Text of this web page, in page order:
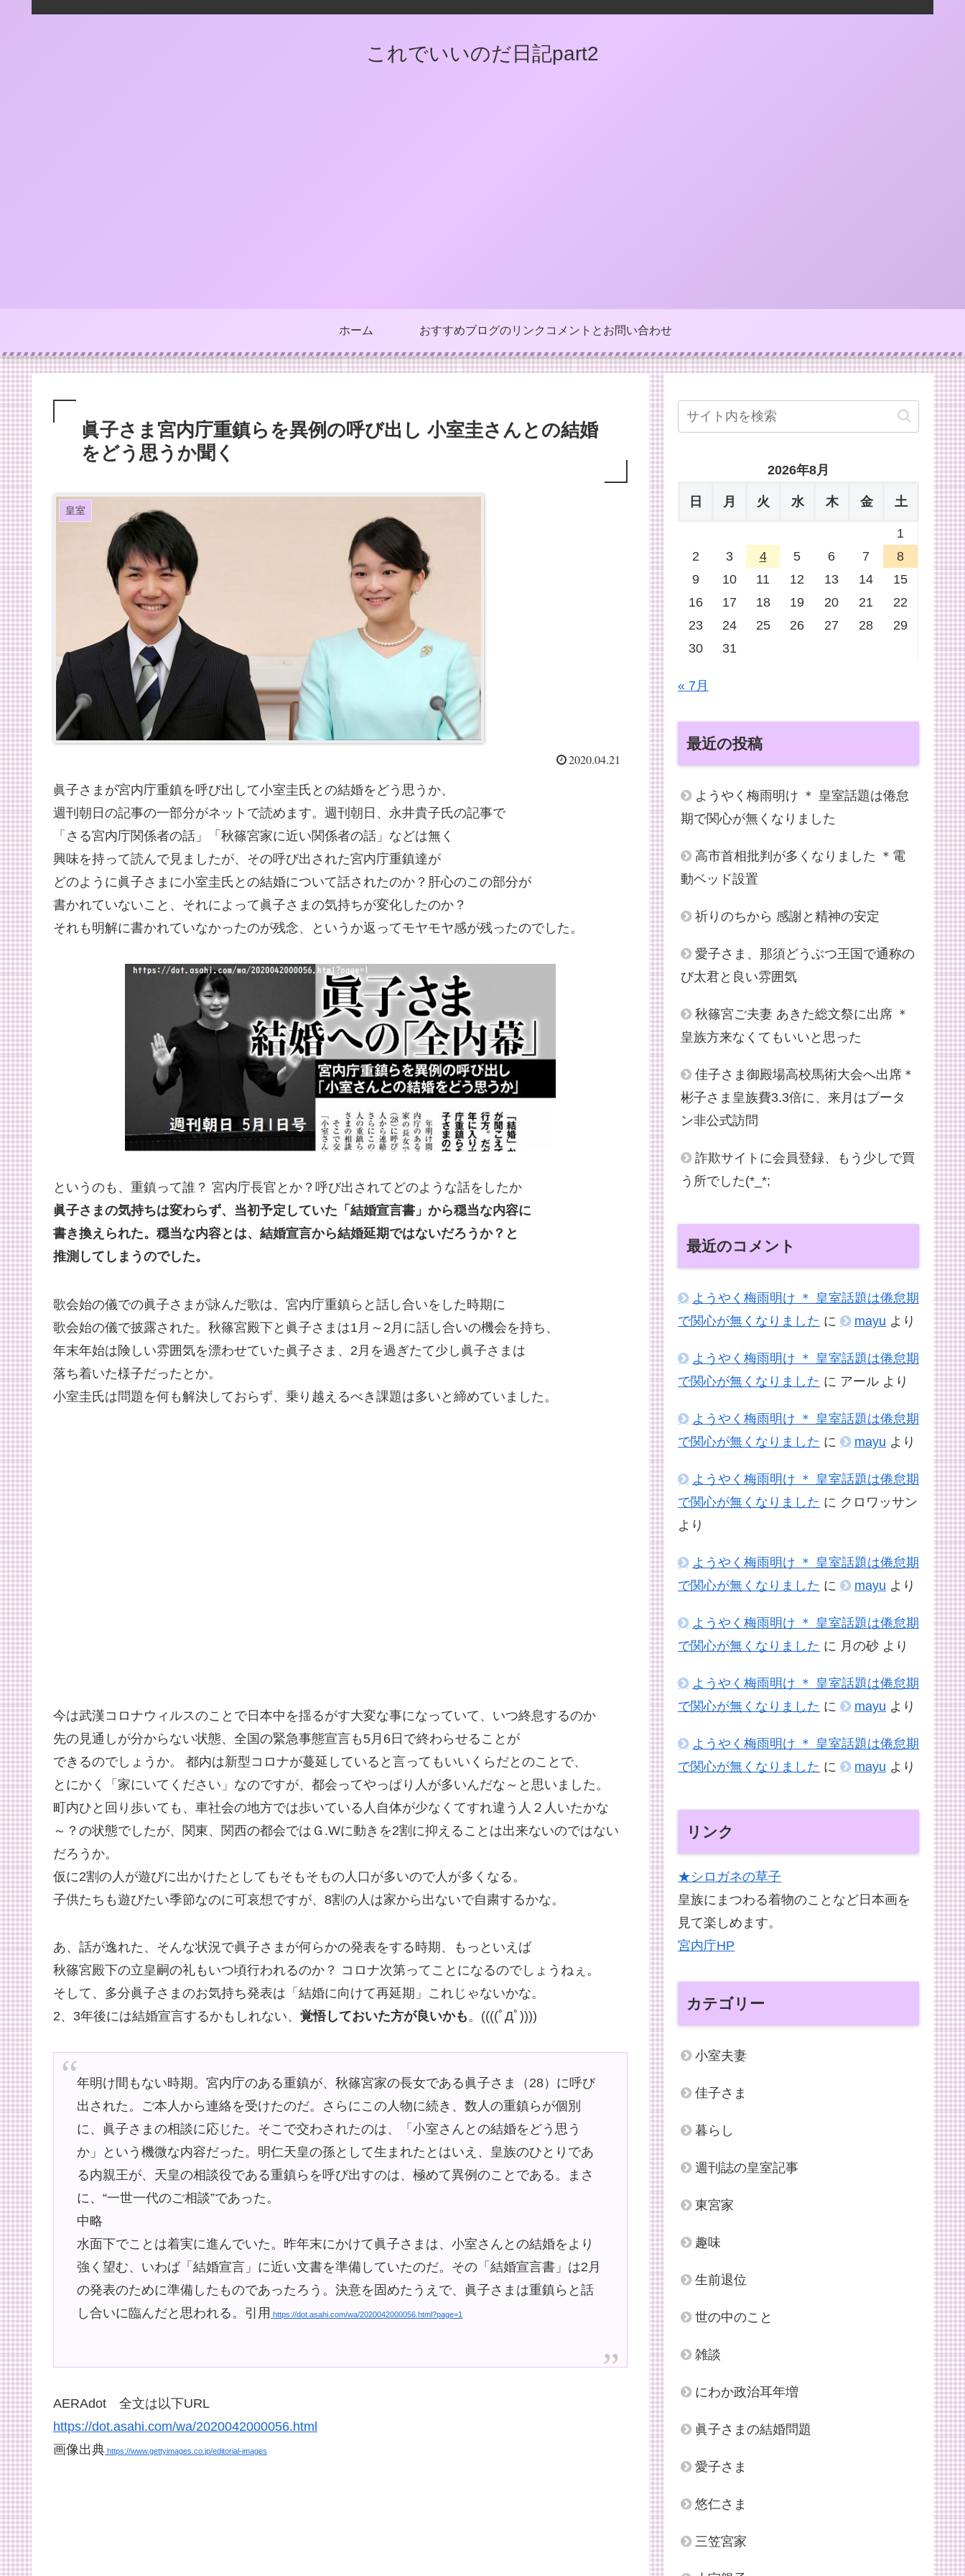
これでいいのだ日記part2
ホーム おすすめブログのリンク コメントとお問い合わせ
眞子さま宮内庁重鎮らを異例の呼び出し 小室圭さんとの結婚
をどう思うか聞く
皇室
2020.04.21
眞子さまが宮内庁重鎮を呼び出して小室圭氏との結婚をどう思うか、
週刊朝日の記事の一部分がネットで読めます。週刊朝日、永井貴子氏の記事で
「さる宮内庁関係者の話」「秋篠宮家に近い関係者の話」などは無く
興味を持って読んで見ましたが、その呼び出された宮内庁重鎮達が
どのように眞子さまに小室圭氏との結婚について話されたのか？肝心のこの部分が
書かれていないこと、それによって眞子さまの気持ちが変化したのか？
それも明解に書かれていなかったのが残念、というか返ってモヤモヤ感が残ったのでした。
というのも、重鎮って誰？ 宮内庁長官とか？呼び出されてどのような話をしたか
眞子さまの気持ちは変わらず、当初予定していた「結婚宣言書」から穏当な内容に
書き換えられた。穏当な内容とは、結婚宣言から結婚延期ではないだろうか？と
推測してしまうのでした。
歌会始の儀での眞子さまが詠んだ歌は、宮内庁重鎮らと話し合いをした時期に
歌会始の儀で披露された。秋篠宮殿下と眞子さまは1月～2月に話し合いの機会を持ち、
年末年始は険しい雰囲気を漂わせていた眞子さま、2月を過ぎたて少し眞子さまは
落ち着いた様子だったとか。
小室圭氏は問題を何も解決しておらず、乗り越えるべき課題は多いと締めていました。
今は武漢コロナウィルスのことで日本中を揺るがす大変な事になっていて、いつ終息するのか
先の見通しが分からない状態、全国の緊急事態宣言も5月6日で終わらせることが
できるのでしょうか。 都内は新型コロナが蔓延していると言ってもいいくらだとのことで、
とにかく「家にいてください」なのですが、都会ってやっぱり人が多いんだな～と思いました。
町内ひと回り歩いても、車社会の地方では歩いている人自体が少なくてすれ違う人２人いたかな
～？の状態でしたが、関東、関西の都会ではＧ.Wに動きを2割に抑えることは出来ないのではない
だろうか。
仮に2割の人が遊びに出かけたとしてもそもそもの人口が多いので人が多くなる。
子供たちも遊びたい季節なのに可哀想ですが、8割の人は家から出ないで自粛するかな。
あ、話が逸れた、そんな状況で眞子さまが何らかの発表をする時期、もっといえば
秋篠宮殿下の立皇嗣の礼もいつ頃行われるのか？ コロナ次第ってことになるのでしょうねぇ。
そして、多分眞子さまのお気持ち発表は「結婚に向けて再延期」これじゃないかな。
2、3年後には結婚宣言するかもしれない、 覚悟しておいた方が良いかも。((((ﾟДﾟ))))
年明け間もない時期。宮内庁のある重鎮が、秋篠宮家の長女である眞子さま（28）に呼び
出された。ご本人から連絡を受けたのだ。さらにこの人物に続き、数人の重鎮らが個別
に、眞子さまの相談に応じた。そこで交わされたのは、「小室さんとの結婚をどう思う
か」という機微な内容だった。明仁天皇の孫として生まれたとはいえ、皇族のひとりであ
る内親王が、天皇の相談役である重鎮らを呼び出すのは、極めて異例のことである。まさ
に、“一世一代のご相談”であった。
中略
水面下でことは着実に進んでいた。昨年末にかけて眞子さまは、小室さんとの結婚をより
強く望む、いわば「結婚宣言」に近い文書を準備していたのだ。その「結婚宣言書」は2月
の発表のために準備したものであったろう。決意を固めたうえで、眞子さまは重鎮らと話
し合いに臨んだと思われる。引用 https://dot.asahi.com/wa/2020042000056.html?page=1
AERAdot 全文は以下URL
https://dot.asahi.com/wa/2020042000056.html
画像出典 https://www.gettyimages.co.jp/editorial-images
2026年8月
日 月 火 水 木 金 土
1
2
3 4 5 6 7
8
9
10 11 12 13 14
15
16
17 18 19 20 21
22
23
24 25 26 27 28
29
30
31
« 7月
最近の投稿
ようやく梅雨明け ＊ 皇室話題は倦怠
期で関心が無くなりました
高市首相批判が多くなりました ＊電
動ベッド設置
祈りのちから 感謝と精神の安定
愛子さま、那須どうぶつ王国で通称の
び太君と良い雰囲気
秋篠宮ご夫妻 あきた総文祭に出席 ＊
皇族方来なくてもいいと思った
佳子さま御殿場高校馬術大会へ出席＊
彬子さま皇族費3.3倍に、来月はブータ
ン非公式訪問
詐欺サイトに会員登録、もう少しで買
う所でした(*_*;
最近のコメント
ようやく梅雨明け ＊ 皇室話題は倦怠期
で関心が無くなりました に mayu より
ようやく梅雨明け ＊ 皇室話題は倦怠期
で関心が無くなりました に アール より
ようやく梅雨明け ＊ 皇室話題は倦怠期
で関心が無くなりました に mayu より
ようやく梅雨明け ＊ 皇室話題は倦怠期
で関心が無くなりました に クロワッサン
より
ようやく梅雨明け ＊ 皇室話題は倦怠期
で関心が無くなりました に mayu より
ようやく梅雨明け ＊ 皇室話題は倦怠期
で関心が無くなりました に 月の砂 より
ようやく梅雨明け ＊ 皇室話題は倦怠期
で関心が無くなりました に mayu より
ようやく梅雨明け ＊ 皇室話題は倦怠期
で関心が無くなりました に mayu より
リンク
★シロガネの草子
皇族にまつわる着物のことなど日本画を
見て楽しめます。
宮内庁HP
カテゴリー
小室夫妻
佳子さま
暮らし
週刊誌の皇室記事
東宮家
趣味
生前退位
世の中のこと
雑談
にわか政治耳年増
眞子さまの結婚問題
愛子さま
悠仁さま
三笠宮家